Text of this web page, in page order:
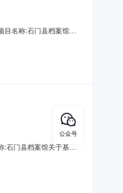
目名称:石门县档案馆关
组织机构代
:石门县档案馆关于基础
:MB16
公众号